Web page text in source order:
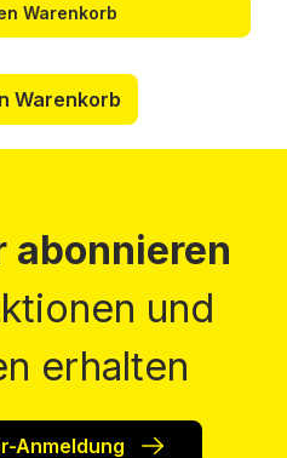
Warenkorb
Warenkorb
abonnieren
und
erhalten
Anmeldung